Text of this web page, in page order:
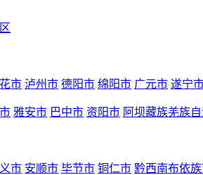
市 泸州市 德阳市 绵阳市 广元市 遂宁
雅安市 巴中市 资阳市 阿坝藏族羌族自
市 安顺市 毕节市 铜仁市 黔西南布依